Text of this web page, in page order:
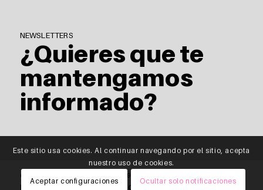
NEWSLETTERS
¿Quieres que te
mantengamos
informado?
© Copyright - saitra / HOMING \ | 976 818 512 |
Política de privacidad de datos Cabo de
Este sitio usa cookies. Al continuar navegando por el sitio, acepta
nuestro uso de cookies.
Aceptar configuraciones Ocultar solo notificaciones